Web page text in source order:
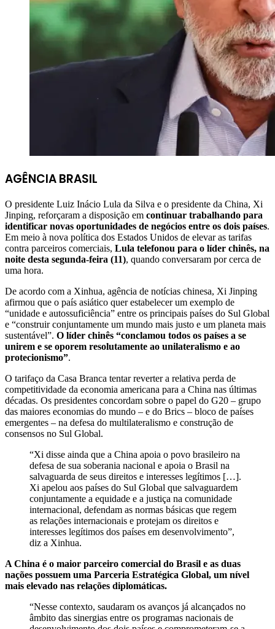
AGÊNCIA BRASIL
O presidente Luiz Inácio Lula da Silva e o presidente da China, Xi
Jinping, reforçaram a disposição em continuar trabalhando para
identificar novas oportunidades de negócios entre os dois países.
Em meio à nova política dos Estados Unidos de elevar as tarifas
contra parceiros comerciais, Lula telefonou para o líder chinês, na
noite desta segunda-feira (11), quando conversaram por cerca de
uma hora.
De acordo com a Xinhua, agência de notícias chinesa, Xi Jinping
afirmou que o país asiático quer estabelecer um exemplo de
“unidade e autossuficiência” entre os principais países do Sul Global
e “construir conjuntamente um mundo mais justo e um planeta mais
sustentável”. O líder chinês “conclamou todos os países a se
unirem e se oporem resolutamente ao unilateralismo e ao
protecionismo”.
O tarifaço da Casa Branca tentar reverter a relativa perda de
competitividade da economia americana para a China nas últimas
décadas. Os presidentes concordam sobre o papel do G20 – grupo
das maiores economias do mundo – e do Brics – bloco de países
emergentes – na defesa do multilateralismo e construção de
consensos no Sul Global.
“Xi disse ainda que a China apoia o povo brasileiro na
defesa de sua soberania nacional e apoia o Brasil na
salvaguarda de seus direitos e interesses legítimos […].
Xi apelou aos países do Sul Global que salvaguardem
conjuntamente a equidade e a justiça na comunidade
internacional, defendam as normas básicas que regem
as relações internacionais e protejam os direitos e
interesses legítimos dos países em desenvolvimento”,
diz a Xinhua.
A China é o maior parceiro comercial do Brasil e as duas
nações possuem uma Parceria Estratégica Global, um nível
mais elevado nas relações diplomáticas.
“Nesse contexto, saudaram os avanços já alcançados no
âmbito das sinergias entre os programas nacionais de